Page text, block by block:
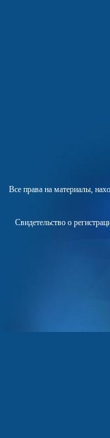
Все права на материалы,
Свидетельство о